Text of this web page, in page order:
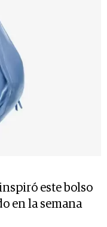
este bolso
en la semana